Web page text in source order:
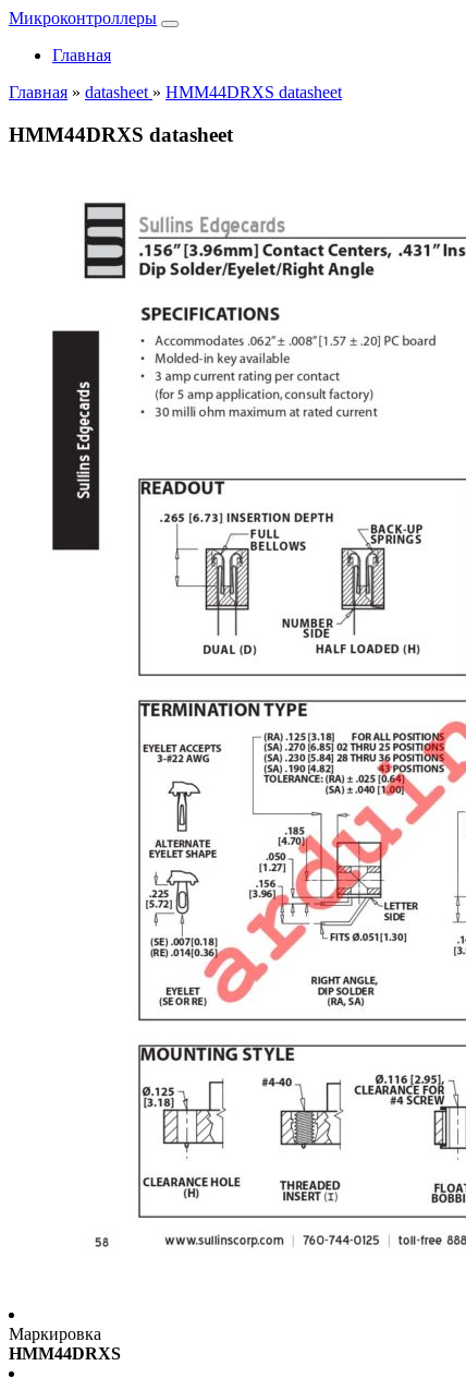
Микроконтроллеры
Главная
Главная » datasheet » HMM44DRXS datasheet
HMM44DRXS datasheet
Маркировка
HMM44DRXS